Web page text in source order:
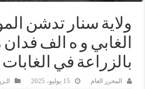
ولاية سنار تدشن
الغابي و ه الف
بالزراعة في الغابات
المحرر العام 15 يوليو، 2025